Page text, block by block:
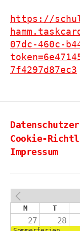
https://
07dc-460c-
7f4297d87ec3
Cookie-
Impressum
M T
27 28